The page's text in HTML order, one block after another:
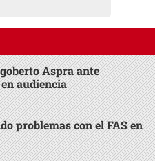
Aspra ante
audiencia
problemas con el FAS en